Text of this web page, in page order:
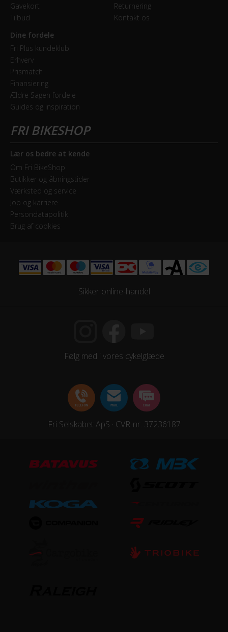
Gavekort
Tilbud
Returnering
Kontakt os
Dine fordele
Fri Plus kundeklub
Erhverv
Prismatch
Finansiering
Ældre Sagen fordele
Guides og inspiration
Lær os bedre at kende
Om Fri BikeShop
Butikker og åbningstider
Værksted og service
Job og karriere
Persondatapolitik
Brug af cookies
Sikker online-handel
Følg med i vores cykelglæde
Fri Selskabet ApS · CVR-nr. 37236187